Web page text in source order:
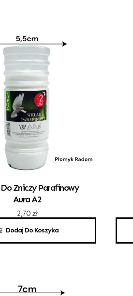
Dodaj Do Koszyka
Do Zniczy Parafinowy
Aura A2
2,70 zł